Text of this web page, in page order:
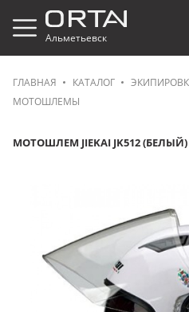
Альметьевск
ГЛАВНАЯ КАТАЛОГ
МОТОШЛЕМЫ
МОТОШЛЕМ JIEKAI JK512 (БЕЛЫЙ)